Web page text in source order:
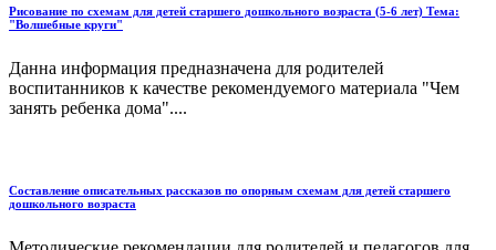
Рисование по схемам для детей старшего дошкольного возраста (5-6 лет) Тема:
"Волшебные круги"
Данна информация предназначена для родителей
воспитанников к качестве рекомендуемого материала "Чем
занять ребенка дома"....
Составление описательных рассказов по опорным схемам для детей старшего
дошкольного возраста